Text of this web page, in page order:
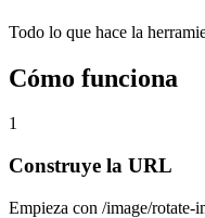
Todo lo que hace la
Cómo funciona
1
Construye la URL
Empieza con /image/rotate-